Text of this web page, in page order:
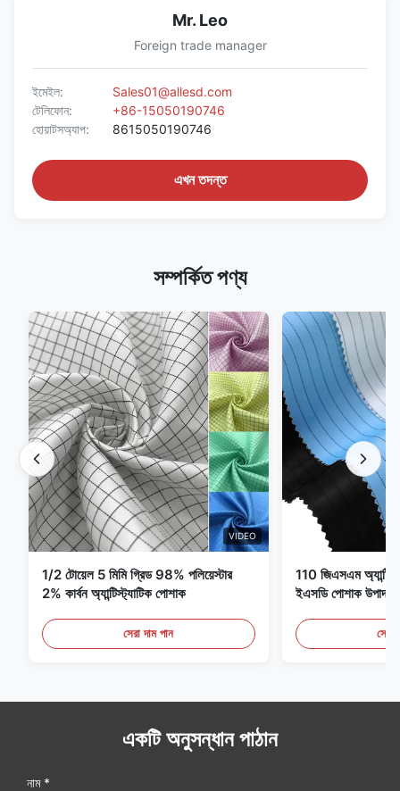
Mr. Leo
Foreign trade manager
ইমেইল:
Sales01@allesd.com
টেলিফোন:
+86-15050190746
হোয়াটসঅ্যাপ:
8615050190746
এখন তদন্ত
সম্পর্কিত পণ্য
VIDEO
1/2 টোয়েল 5 মিমি গ্রিড 98% পলিয়েস্টার
2% কার্বন অ্যান্টিস্ট্যাটিক পোশাক
সেরা দাম পান
110 জিএসএম অ্যান্টি
ইএসডি পোশাক উপাদান
সেরা
একটি অনুসন্ধান পাঠান
নাম *